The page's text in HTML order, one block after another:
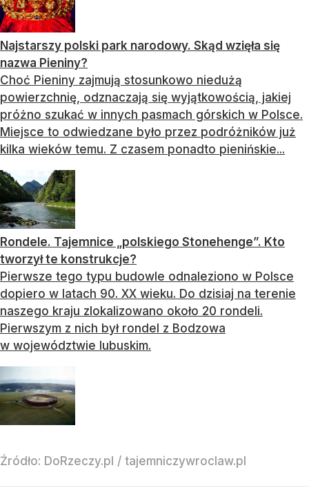
Najstarszy polski park narodowy. Skąd wzięła się
nazwa Pieniny?
Choć Pieniny zajmują stosunkowo niedużą
powierzchnię, odznaczają się wyjątkowością, jakiej
próżno szukać w innych pasmach górskich w Polsce.
Miejsce to odwiedzane było przez podróżników już
kilka wieków temu. Z czasem ponadto pienińskie...
Rondele. Tajemnice „polskiego Stonehenge”. Kto
tworzył te konstrukcje?
Pierwsze tego typu budowle odnaleziono w Polsce
dopiero w latach 90. XX wieku. Do dzisiaj na terenie
naszego kraju zlokalizowano około 20 rondeli.
Pierwszym z nich był rondel z Bodzowa
w województwie lubuskim.
Źródło: DoRzeczy.pl / tajemniczywroclaw.pl